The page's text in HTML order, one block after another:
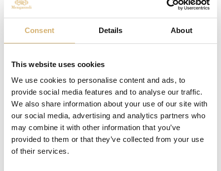
Consent Details About
This website uses cookies
We use cookies to personalise content and ads, to
provide social media features and to analyse our traffic.
We also share information about your use of our site with
our social media, advertising and analytics partners who
may combine it with other information that you’ve
provided to them or that they’ve collected from your use
of their services.
AMEA Aceto di Mele BIO - Egocalo XX